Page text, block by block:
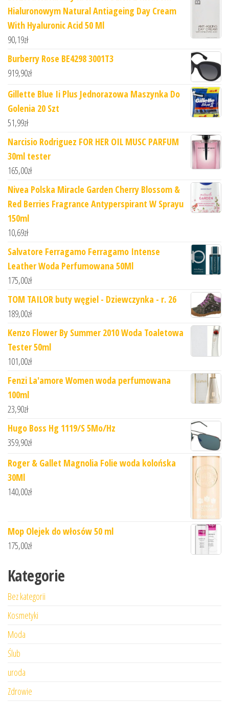
Hialuronowym Natural Antiageing Day Cream
With Hyaluronic Acid 50 Ml
90,19zł
Burberry Rose BE4298 3001T3
919,90zł
Gillette Blue Ii Plus Jednorazowa Maszynka Do
Golenia 20 Szt
51,99zł
Narcisio Rodriguez FOR HER OIL MUSC PARFUM
30ml tester
165,00zł
Nivea Polska Miracle Garden Cherry Blossom &
Red Berries Fragrance Antyperspirant W Sprayu
150ml
10,69zł
Salvatore Ferragamo Ferragamo Intense
Leather Woda Perfumowana 50Ml
175,00zł
TOM TAILOR buty węgiel - Dziewczynka - r. 26
189,00zł
Kenzo Flower By Summer 2010 Woda Toaletowa
Tester 50ml
101,00zł
Fenzi La'amore Women woda perfumowana
100ml
23,90zł
Hugo Boss Hg 1119/S 5Mo/Hz
359,90zł
Roger & Gallet Magnolia Folie woda kolońska
30Ml
140,00zł
Mop Olejek do włosów 50 ml
175,00zł
Kategorie
Bez kategorii
Kosmetyki
Moda
Ślub
uroda
Zdrowie